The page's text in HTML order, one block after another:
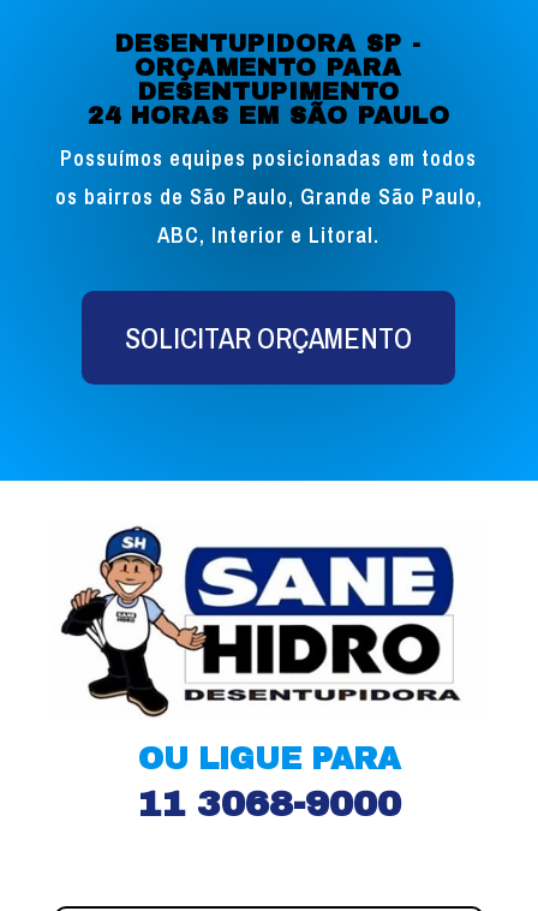
DESENTUPIDORA SP -
ORÇAMENTO PARA
DESENTUPIMENTO
24 HORAS EM SÃO PAULO
Possuímos equipes posicionadas em todos
os bairros de São Paulo, Grande São Paulo,
ABC, Interior e Litoral.
SOLICITAR ORÇAMENTO
OU LIGUE PARA
11 3068-9000